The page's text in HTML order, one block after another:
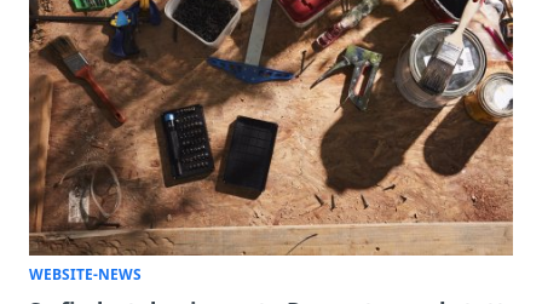
WEBSITE-NEWS